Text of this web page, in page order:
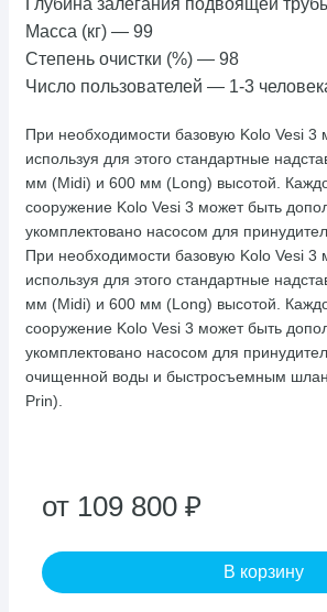
Глубина залегания подвоящей
Масса (кг) — 99
Степень очистки (%) — 98
Число пользователей — 1-3
При необходимости базовую Kolo Vesi 3
используя для этого стандартные
мм (Midi) и 600 мм (Long) высотой.
сооружение Kolo Vesi 3 может быть
укомплектовано насосом для
При необходимости базовую Kolo Vesi 3
используя для этого стандартные
мм (Midi) и 600 мм (Long) высотой.
сооружение Kolo Vesi 3 может быть
укомплектовано насосом для
очищенной воды и быстросъемным
Prin).
от 109 800 ₽
В корзину